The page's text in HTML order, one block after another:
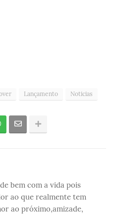
Lançamento Noticias
bem com a vida pois
ao que realmente tem
ao próximo,amizade,